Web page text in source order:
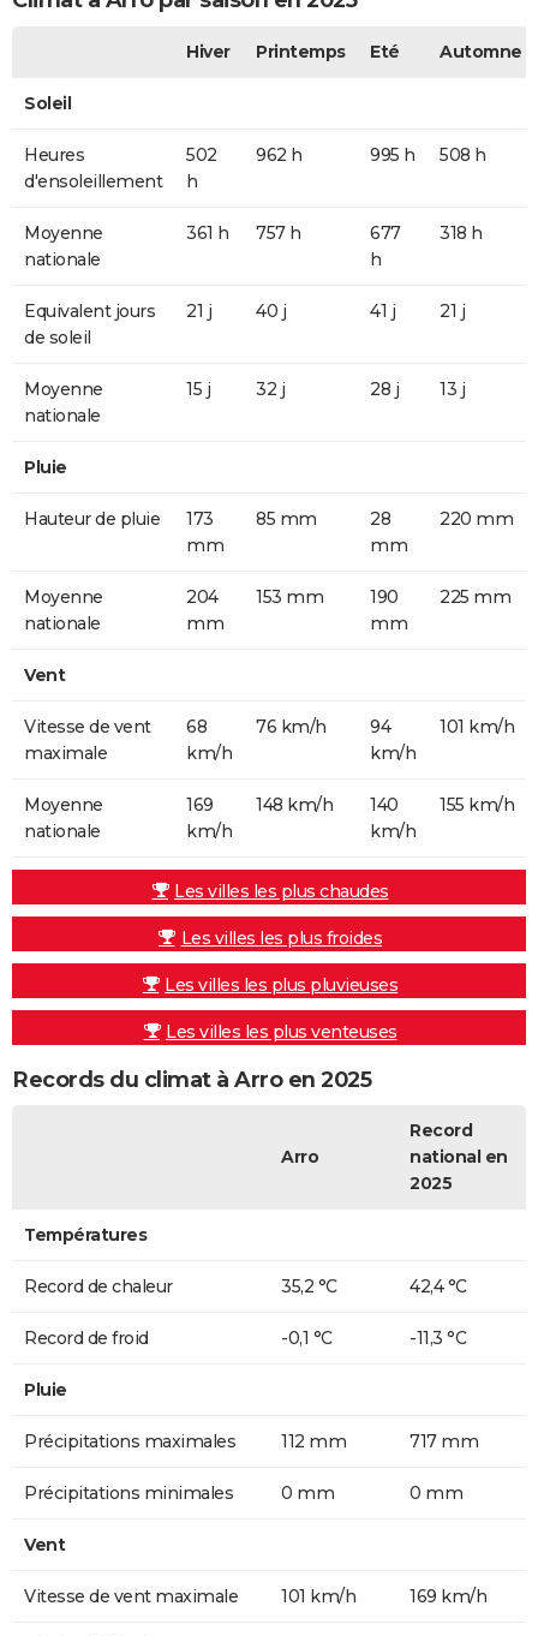
Hiver Printemps Eté Automne
Soleil
Heures
d'ensoleillement
502
h
962 h 995 h 508 h
Moyenne
nationale
361 h 757 h
677
h
318 h
Equivalent jours
de soleil
21 j 40 j 41 j 21 j
Moyenne
nationale
15 j 32 j 28 j 13 j
Pluie
Hauteur de pluie
173
mm
85 mm
28
mm
220 mm
Moyenne
nationale
204
mm
153 mm
190
mm
225 mm
Vent
Vitesse de vent
maximale
68
km/h
76 km/h
94
km/h
101 km/h
Moyenne
nationale
169
km/h
148 km/h
140
km/h
155 km/h
Les villes les plus chaudes
Les villes les plus froides
Les villes les plus pluvieuses
Les villes les plus venteuses
Records du climat à Arro en 2025
Arro
Record
national en
2025
Températures
Record de chaleur 35,2 °C 42,4 °C
Record de froid -0,1 °C -11,3 °C
Pluie
Précipitations maximales 112 mm 717 mm
Précipitations minimales 0 mm 0 mm
Vent
Vitesse de vent maximale 101 km/h 169 km/h